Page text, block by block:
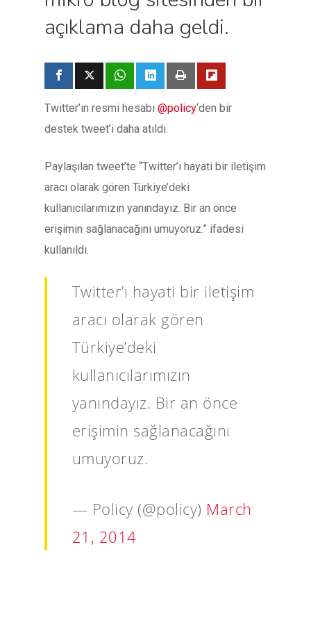
açıklama daha geldi.
Twitter’ın resmi hesabı @policy‘den bir
destek tweet’i daha atıldı.
Paylaşılan tweet’te “Twitter’ı hayati bir iletişim
aracı olarak gören Türkiye’deki
kullanıcılarımızın yanındayız. Bir an önce
erişimin sağlanacağını umuyoruz.” ifadesi
kullanıldı.
Twitter’ı hayati bir iletişim
aracı olarak gören
Türkiye’deki
kullanıcılarımızın
yanındayız. Bir an önce
erişimin sağlanacağını
umuyoruz.
— Policy (@policy) March
21, 2014